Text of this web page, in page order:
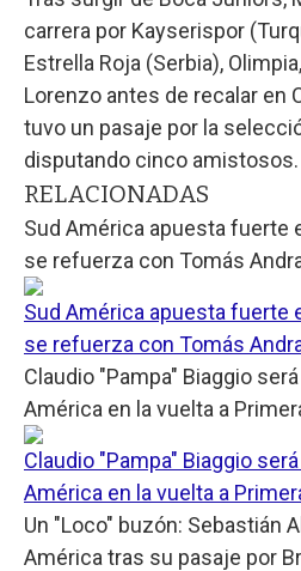
carrera por Kayserispor
Estrella Roja (Serbia),
Lorenzo antes de recalar en
tuvo un pasaje por la
disputando cinco amistosos.
RELACIONADAS
Sud América apuesta fuerte
se refuerza con Tomás
Sud América apuesta fuerte
se refuerza con Tomás
Claudio "Pampa" Biaggio
América en la vuelta a
Claudio "Pampa" Biaggio
América en la vuelta a
Un "Loco" buzón: Sebastián
América tras su pasaje por